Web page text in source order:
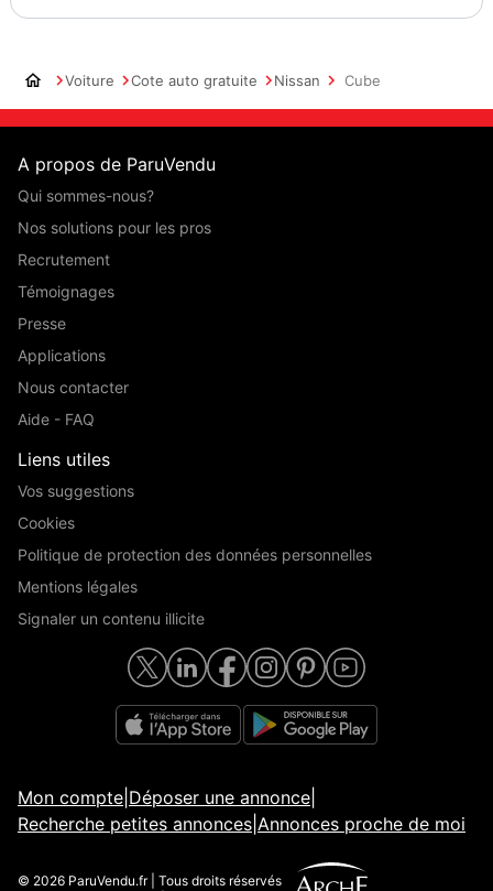
Voiture Cote auto gratuite Nissan Cube
A propos de ParuVendu
Qui sommes-nous?
Nos solutions pour les pros
Recrutement
Témoignages
Presse
Applications
Nous contacter
Aide - FAQ
Liens utiles
Vos suggestions
Cookies
Politique de protection des données personnelles
Mentions légales
Signaler un contenu illicite
Mon compte Déposer une annonce
Recherche petites annonces Annonces proche de moi
© 2026 ParuVendu.fr | Tous droits réservés